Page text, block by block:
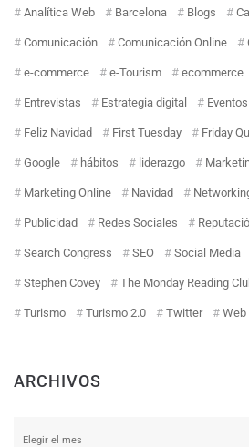
Analítica Web Barcelona Blogs
Comunicación Comunicación Online
e-commerce e-Tourism ecommerce
Entrevistas Estrategia digital Eventos
Feliz Navidad First Tuesday Friday
Google hábitos liderazgo
Marketing Online Navidad
Publicidad Redes Sociales
Search Congress SEO Social Media
Stephen Covey The Monday Reading
Turismo Turismo 2.0 Twitter Web
ARCHIVOS